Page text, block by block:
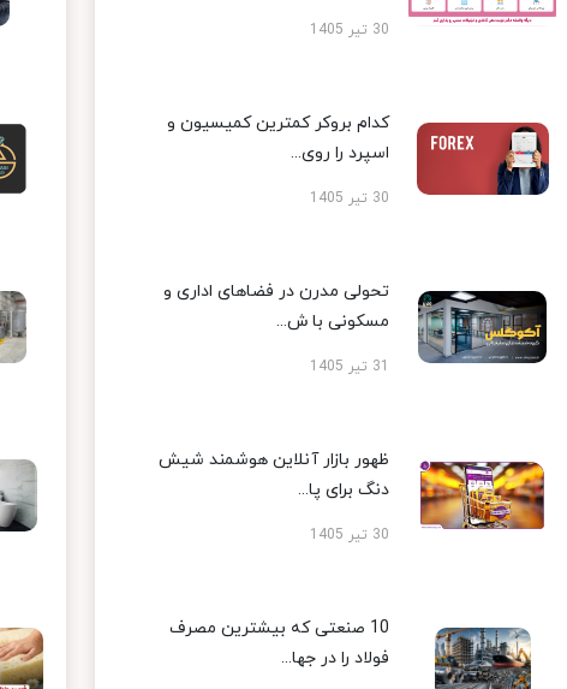
30 تیر 1405
کدام بروکر کمترین کمیسیون و
اسپرد را روی...
30 تیر 1405
تحولی مدرن در فضاهای اداری و
مسکونی با ش...
31 تیر 1405
ظهور بازار آنلاین هوشمند شیش
دنگ برای پا...
30 تیر 1405
10 صنعتی که بیشترین مصرف
فولاد را در جها...